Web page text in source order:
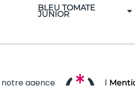
BLEU TOMATE
JUNIOR
agence |